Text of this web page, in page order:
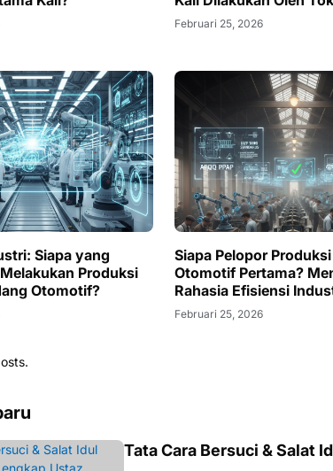
Februari 25, 2026
Siapa yang
Produksi
Otomotif?
Siapa Pelopor
Otomotif Pertama?
Rahasia Efisiensi
Februari 25, 2026
Tata Cara Bersuci & Salat